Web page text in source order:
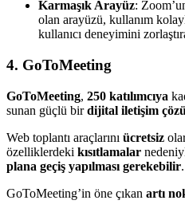
Karmaşık Arayüz:
olan arayüzü, kullanım
kullanıcı deneyimini
4. GoToMeeting
GoToMeeting, 250 katılımcıya
sunan güçlü birdijital iletişim
Web toplantı araçlarını ücretsiz
özelliklerdeki kısıtlamalar
plana geçiş yapılması gerekebilir.
GoToMeeting’in öne çıkan artı